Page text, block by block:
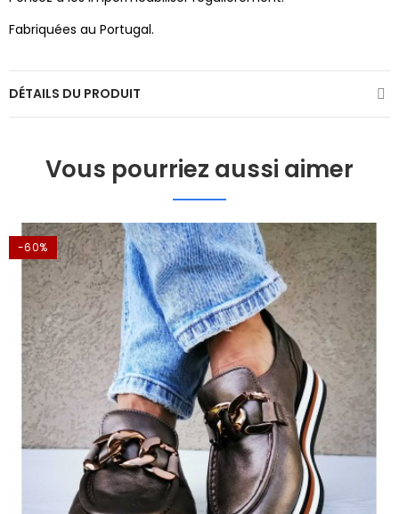
Fabriquées au Portugal.
DÉTAILS DU PRODUIT
Vous pourriez aussi aimer
-60%